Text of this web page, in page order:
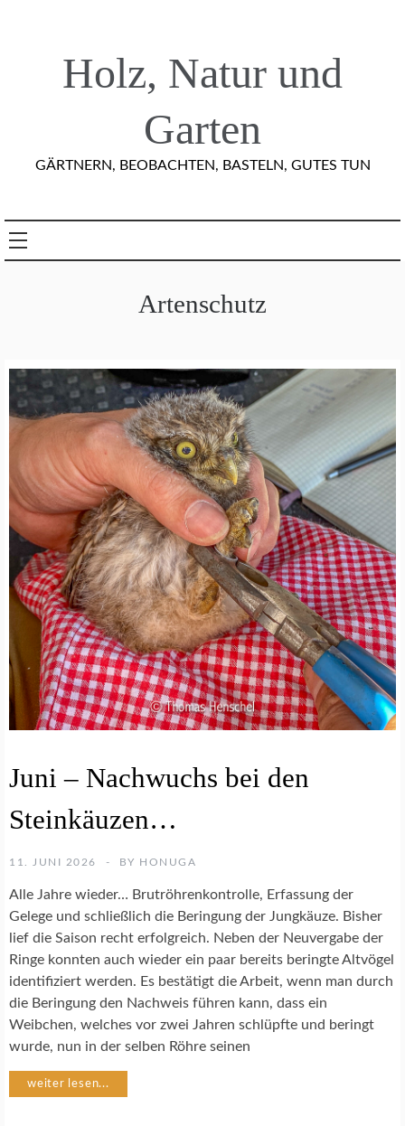
Holz, Natur und
Garten
GÄRTNERN, BEOBACHTEN, BASTELN, GUTES TUN
Artenschutz
E
N
C
U
T
Z
S
T
E
A
Juni – Nachwuchs bei den
Steinkäuzen…
11. JUNI 2026 BY HONUGA
Alle Jahre wieder… Brutröhrenkontrolle, Erfassung der
Gelege und schließlich die Beringung der Jungkäuze. Bisher
lief die Saison recht erfolgreich. Neben der Neuvergabe der
Ringe konnten auch wieder ein paar bereits beringte Altvögel
identifiziert werden. Es bestätigt die Arbeit, wenn man durch
die Beringung den Nachweis führen kann, dass ein
Weibchen, welches vor zwei Jahren schlüpfte und beringt
wurde, nun in der selben Röhre seinen
weiter lesen...